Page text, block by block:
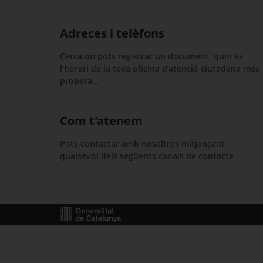
Adreces i telèfons
Cerca on pots registrar un document, quin és
l’horari de la teva oficina d’atenció ciutadana més
propera…
Com t'atenem
Pots contactar amb nosaltres mitjançant
qualsevol dels següents canals de contacte